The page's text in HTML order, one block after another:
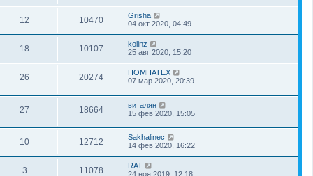
12 10470
Grisha
04 окт 2020, 04:49
18 10107
kolinz
25 авг 2020, 15:20
26 20274
ПОМПАТЕХ
07 мар 2020, 20:39
27 18664
виталян
15 фев 2020, 15:05
10 12712
Sakhalinec
14 фев 2020, 16:22
3 11078
RAT
24 ноя 2019, 12:18